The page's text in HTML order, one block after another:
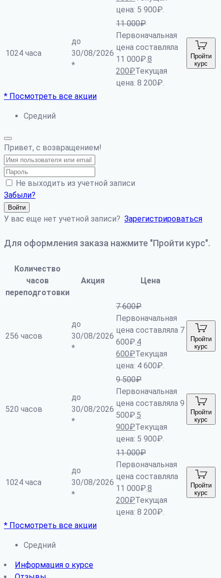
цена: 5 900₽.
1024 часа
до
30/08/2026
*
11 000₽
Первоначальная
цена составляла
11 000₽.8
200₽Текущая
цена: 8 200₽.
Пройти
курс
* Посмотреть все акции
Средний
Привет, с возвращением!
Не выходить из учетной записи
Забыли?
Войти
У вас еще нет учетной записи? Зарегистрироваться
Для оформления заказа нажмите "Пройти курс".
Количество
часов
переподготовки
Акция Цена
256 часов
до
30/08/2026
*
7 600₽
Первоначальная
цена составляла 7
600₽.4
600₽Текущая
цена: 4 600₽.
Пройти
курс
520 часов
до
30/08/2026
*
9 500₽
Первоначальная
цена составляла 9
500₽.5
900₽Текущая
цена: 5 900₽.
Пройти
курс
1024 часа
до
30/08/2026
*
11 000₽
Первоначальная
цена составляла
11 000₽.8
200₽Текущая
цена: 8 200₽.
Пройти
курс
* Посмотреть все акции
Средний
Информация о курсе